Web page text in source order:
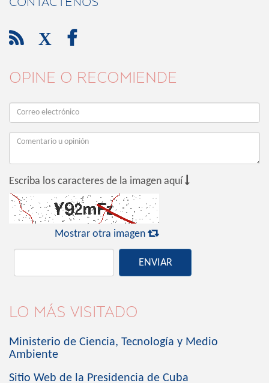
 X 
OPINE O RECOMIENDE
Escriba los caracteres de la imagen aquí 
Mostrar otra imagen 
ENVIAR
LO MÁS VISITADO
Ministerio de Ciencia, Tecnología y Medio
Ambiente
Sitio Web de la Presidencia de Cuba